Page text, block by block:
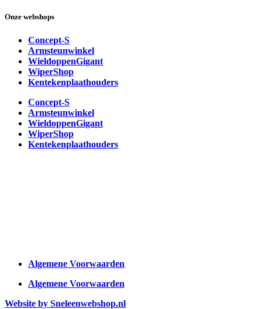
Onze webshops
Concept-S
Armsteunwinkel
WieldoppenGigant
WiperShop
Kentekenplaathouders
Concept-S
Armsteunwinkel
WieldoppenGigant
WiperShop
Kentekenplaathouders
Algemene Voorwaarden
Algemene Voorwaarden
Website by Sneleenwebshop.nl